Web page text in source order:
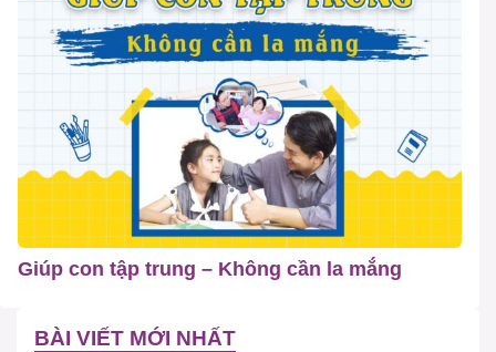
Giúp con tập trung – Không cần la mắng
BÀI VIẾT MỚI NHẤT